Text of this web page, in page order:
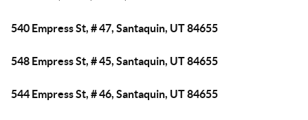
540 Empress St, # 47, Santaquin, UT 84655
548 Empress St, # 45, Santaquin, UT 84655
544 Empress St, # 46, Santaquin, UT 84655